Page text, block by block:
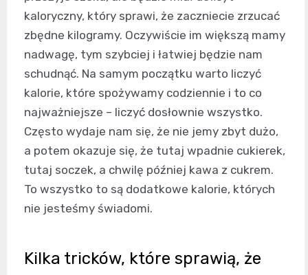
kaloryczny, który sprawi, że zaczniecie zrzucać
zbędne kilogramy. Oczywiście im większą mamy
nadwagę, tym szybciej i łatwiej będzie nam
schudnąć. Na samym początku warto liczyć
kalorie, które spożywamy codziennie i to co
najważniejsze – liczyć dosłownie wszystko.
Często wydaje nam się, że nie jemy zbyt dużo,
a potem okazuje się, że tutaj wpadnie cukierek,
tutaj soczek, a chwilę później kawa z cukrem.
To wszystko to są dodatkowe kalorie, których
nie jesteśmy świadomi.
Kilka tricków, które sprawią, że